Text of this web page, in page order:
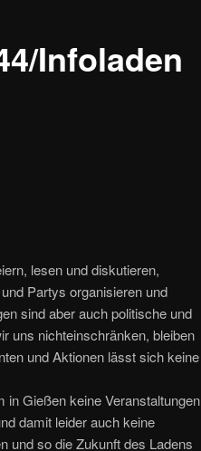
Infoladen
lesen und diskutieren,
Partys organisieren und
sind aber auch politische und
uns nichteinschränken, bleiben
und Aktionen lässt sich keine
Gießen keine Veranstaltungen
damit leider auch keine
und so die Zukunft des Ladens